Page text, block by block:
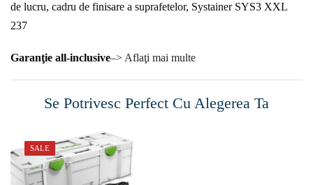
de lucru, cadru de finisare a suprafetelor, Systainer SYS3 XXL
237
Garanţie all-inclusive–> Aflaţi mai multe
Se Potrivesc Perfect Cu Alegerea Ta
SALE